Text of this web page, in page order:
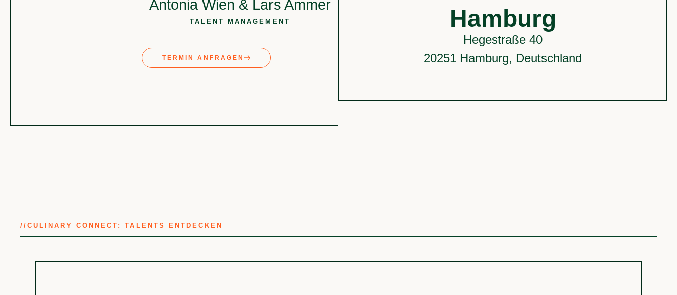
Antonia Wien & Lars Ammer
TALENT MANAGEMENT
TERMIN ANFRAGEN
Hamburg
Hegestraße 40
20251 Hamburg, Deutschland
// CULINARY CONNECT: TALENTS ENTDECKEN